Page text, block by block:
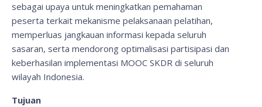
sebagai upaya untuk meningkatkan pemahaman
peserta terkait mekanisme pelaksanaan pelatihan,
memperluas jangkauan informasi kepada seluruh
sasaran, serta mendorong optimalisasi partisipasi dan
keberhasilan implementasi MOOC SKDR di seluruh
wilayah Indonesia.
Tujuan